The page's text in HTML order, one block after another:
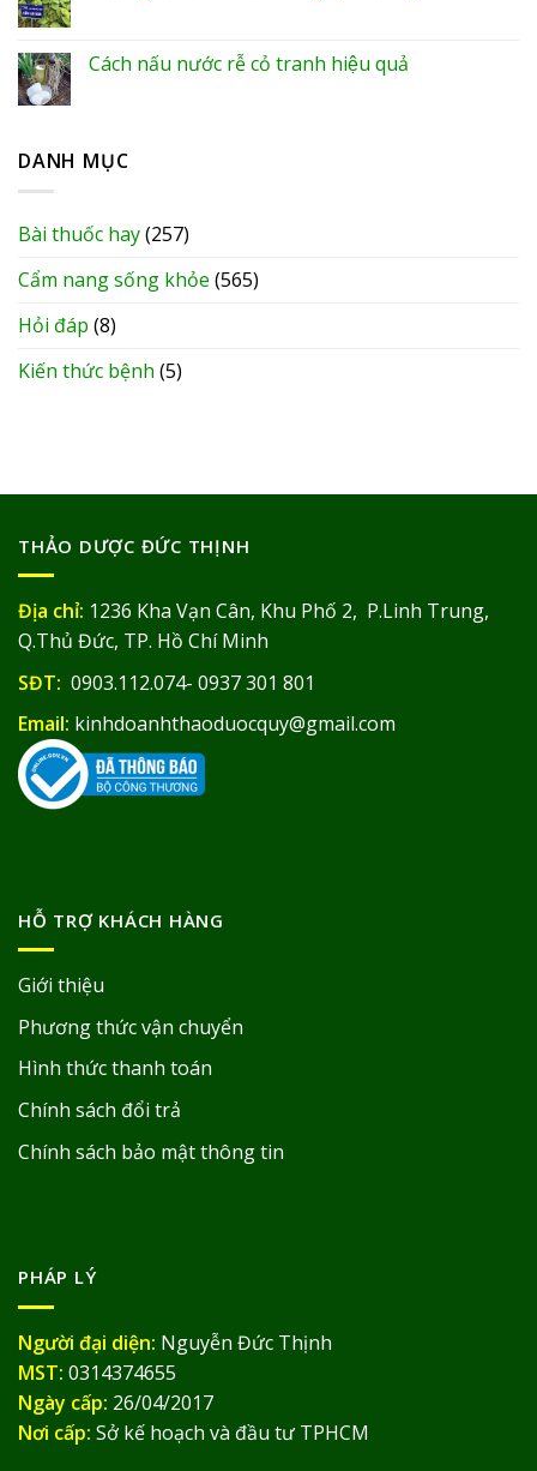
Cách nấu nước rễ cỏ tranh hiệu quả
DANH MỤC
Bài thuốc hay(257)
Cẩm nang sống khỏe (565)
Hỏi đáp (8)
Kiến thức bệnh (5)
THẢO DƯỢC ĐỨC THỊNH
Địa chỉ: 1236 Kha Vạn Cân, Khu Phố 2, P.Linh Trung,
Q.Thủ Đức, TP. Hồ Chí Minh
SĐT: 0903.112.074- 0937 301 801
Email: kinhdoanhthaoduocquy@gmail.com
HỖ TRỢ KHÁCH HÀNG
Giới thiệu
Phương thức vận chuyển
Hình thức thanh toán
Chính sách đổi trả
Chính sách bảo mật thông tin
PHÁP LÝ
Người đại diện: Nguyễn Đức Thịnh
MST: 0314374655
Ngày cấp: 26/04/2017
Nơi cấp: Sở kế hoạch và đầu tư TPHCM